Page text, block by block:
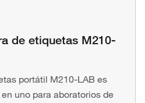
de etiquetas M210-
portátil M210-LAB es
uno para aboratorios de